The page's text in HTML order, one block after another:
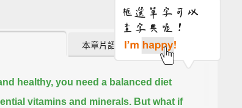
本章片語 (1)
healthy, you need a balanced diet
vitamins and minerals. But what if